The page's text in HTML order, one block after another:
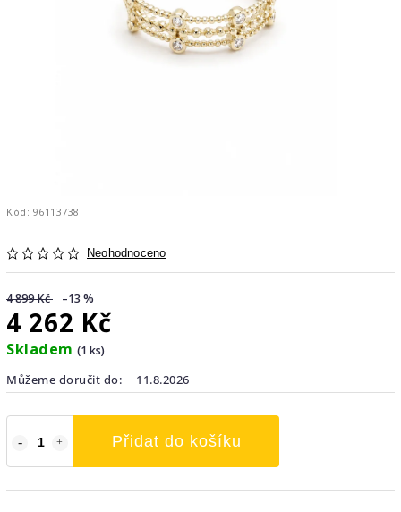
Kód: 96113738
Neohodnoceno
4 899 Kč –13 %
4 262 Kč
Skladem (1 ks)
Můžeme doručit do:
11.8.2026
Přidat do košíku